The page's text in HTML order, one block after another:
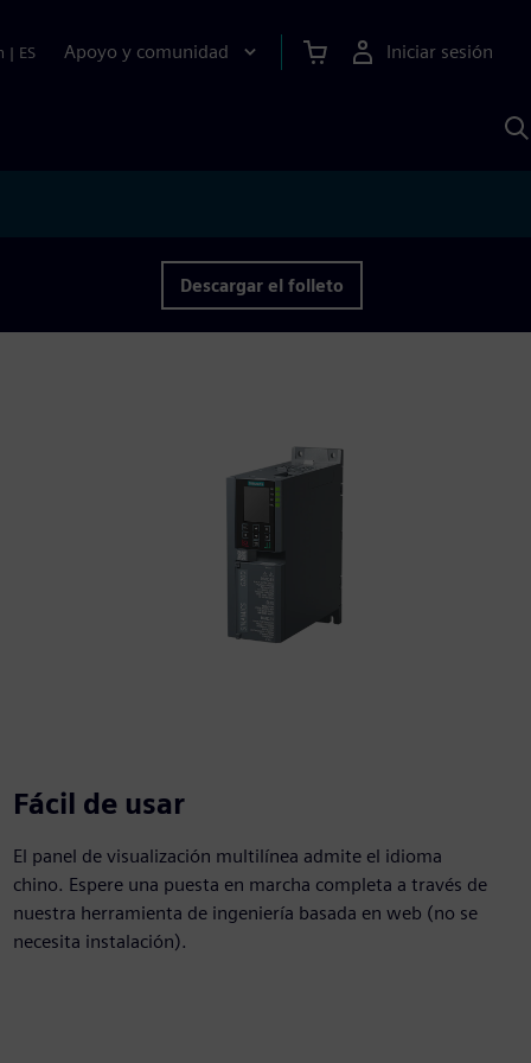
| ES Apoyo y comunidad Iniciar sesión
Descargar el folleto
Fácil de usar
El panel de visualización multilínea admite el idioma
chino. Espere una puesta en marcha completa a través de
nuestra herramienta de ingeniería basada en web (no se
necesita instalación).